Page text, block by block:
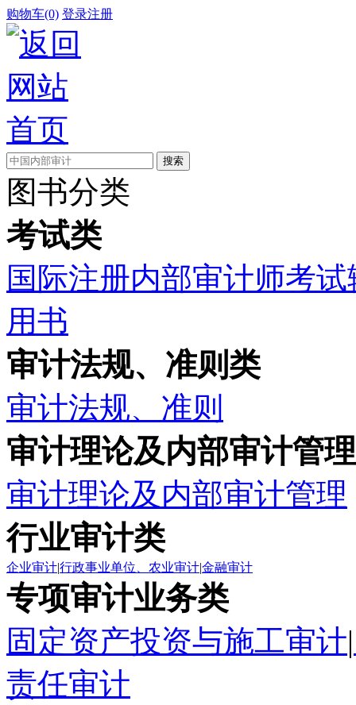
购物车(0) 登录注册
图书分类
考试类
国际注册内部审计师考
用书
审计法规、准则类
审计法规、准则
审计理论及内部审计管
审计理论及内部审计管理
行业审计类
企业审计|行政事业单位、农业审计|金融审计
专项审计业务类
固定资产投资与施工审计|
责任审计